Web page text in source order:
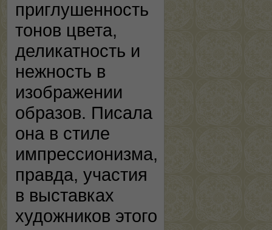
приглушенность
тонов цвета,
деликатность и
нежность в
изображении
образов. Писала
она в стиле
импрессионизма,
правда, участия
в выставках
художников этого